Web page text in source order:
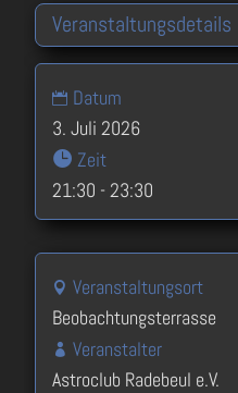
Veranstaltungsdetails
Datum
3. Juli 2026
Zeit
21:30 - 23:30
Veranstaltungsort
Beobachtungsterrasse
Veranstalter
Astroclub Radebeul e.V.